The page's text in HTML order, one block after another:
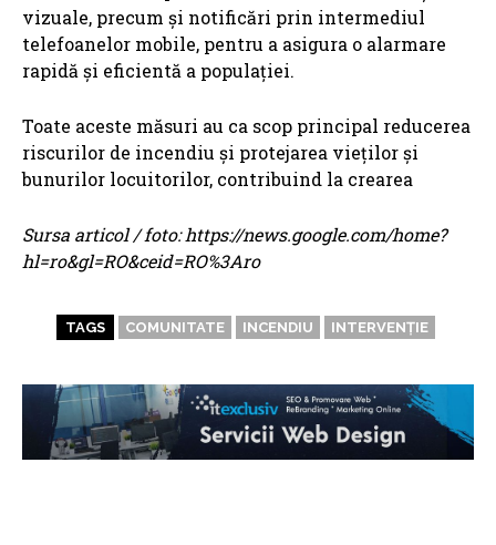
vizuale, precum și notificări prin intermediul
telefoanelor mobile, pentru a asigura o alarmare
rapidă și eficientă a populației.
Toate aceste măsuri au ca scop principal reducerea
riscurilor de incendiu și protejarea vieților și
bunurilor locuitorilor, contribuind la crearea
Sursa articol / foto: https://news.google.com/home?
hl=ro&gl=RO&ceid=RO%3Aro
TAGS COMUNITATE INCENDIU INTERVENȚIE